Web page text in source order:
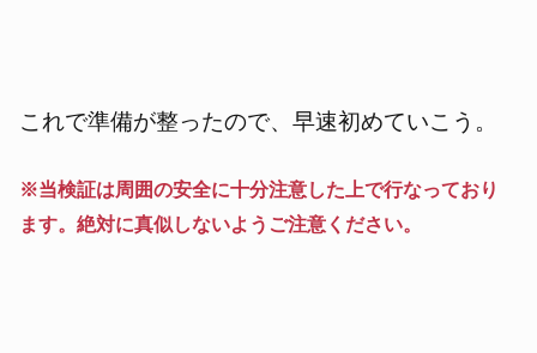
これで準備が整ったので、早速初めていこう。
※当検証は周囲の安全に十分注意した上で行なっており
ます。絶対に真似しないようご注意ください。